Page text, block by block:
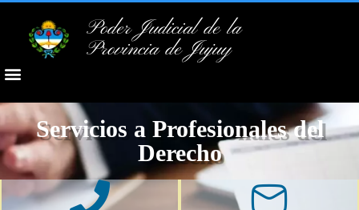
Poder Judicial de la
Provincia de Jujuy
Servicios a Profesionales del
Derecho